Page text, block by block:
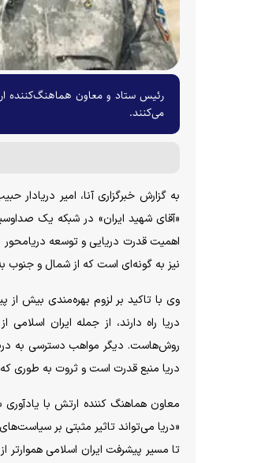
رئیس ستاد و معاون هماهنگ‌کننده
می‌کنند.
به گزارش خبرگزاری آنا، امیر
«آقای شهید ایران» در شبکه یک
نیز به گونه‌ای است که از شمال و جنوب به دریا راه داشته و از حدود ۲
دریا راه دارند، از جمله ایران
روش‌هاست. دیگر مواهب دسترسی به
دریا منبع قدرت است و ثروت به طوری که
«دریا می‌تواند تاثیر مثبتی بر